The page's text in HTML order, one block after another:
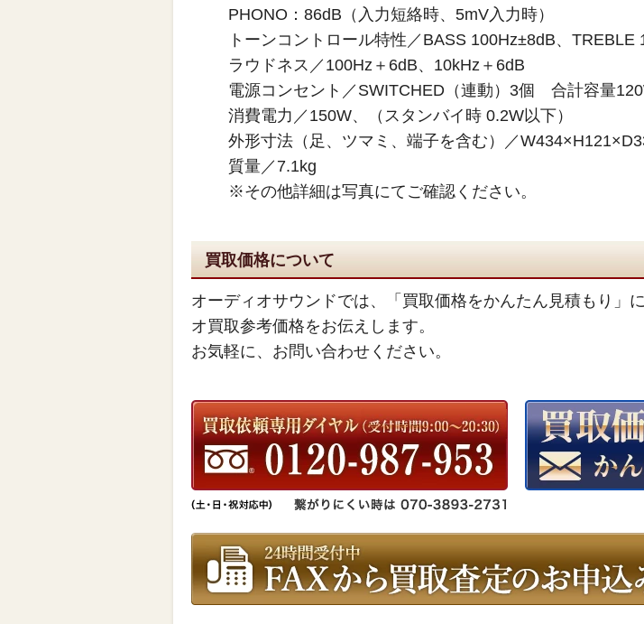
PHONO：86dB（入力短絡時、5mV入力時）
トーンコントロール特性／BASS 100Hz±8dB、TREBLE
ラウドネス／100Hz＋6dB、10kHz＋6dB
電源コンセント／SWITCHED（連動）3個 合計容量
消費電力／150W、（スタンバイ時 0.2W以下）
外形寸法（足、ツマミ、端子を含む）／
質量／7.1kg
※その他詳細は写真にてご確認ください。
買取価格について
オーディオサウンドでは、「買取価格をかんたん見積もり」
オ買取参考価格をお伝えします。
お気軽に、お問い合わせください。